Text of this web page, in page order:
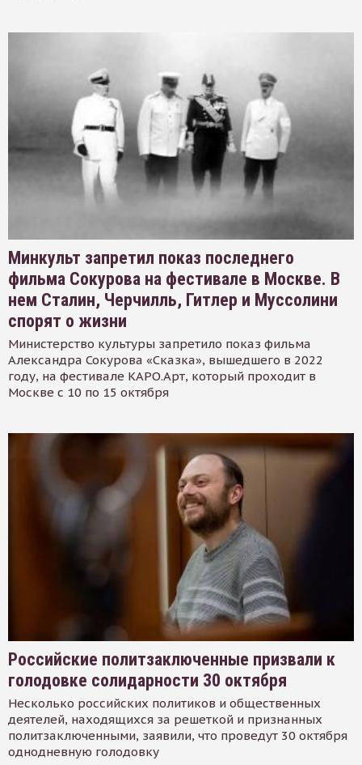
Минкульт запретил показ последнего
фильма Сокурова на фестивале в Москве. В
нем Сталин, Черчилль, Гитлер и Муссолини
спорят о жизни
Министерство культуры запретило показ фильма
Александра Сокурова «Сказка», вышедшего в 2022
году, на фестивале КАРО.Арт, который проходит в
Москве с 10 по 15 октября
Российские политзаключенные призвали к
голодовке солидарности 30 октября
Несколько российских политиков и общественных
деятелей, находящихся за решеткой и признанных
политзаключенными, заявили, что проведут 30 октября
однодневную голодовку